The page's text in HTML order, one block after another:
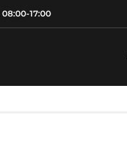
08:00-17:00